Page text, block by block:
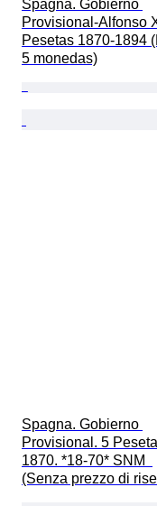
Spagna. Gobierno
Provisional-Alfonso
Pesetas 1870-1894
5 monedas)
Spagna. Gobierno
Provisional. 5
1870. *18-70* SNM
(Senza prezzo di